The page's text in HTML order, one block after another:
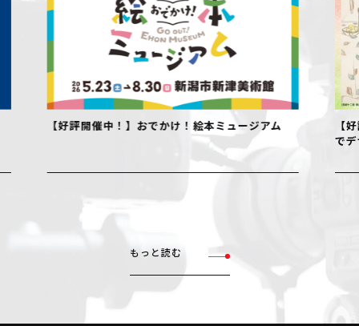
【好評開催中！】おでかけ！絵本ミュージアム
【好評
でデザ
もっと読む